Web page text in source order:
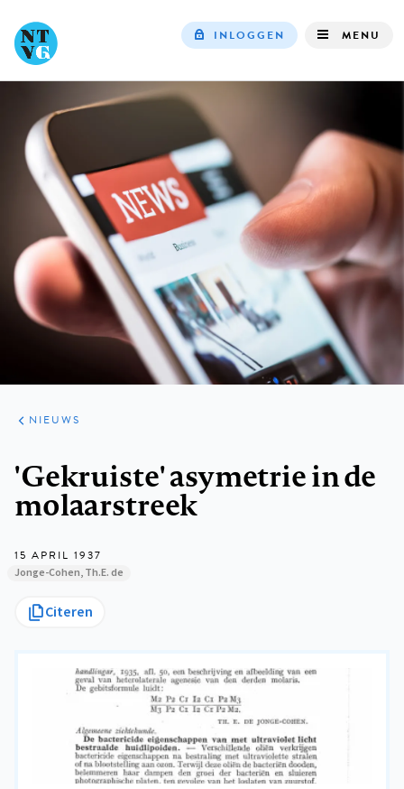
INLOGGEN MENU
ARTIKELEN
HET
KORT
NIEUWS
'Gekruiste' asymetrie in de
molaarstreek
15 APRIL 1937
Jonge-Cohen, Th.E. de
Citeren